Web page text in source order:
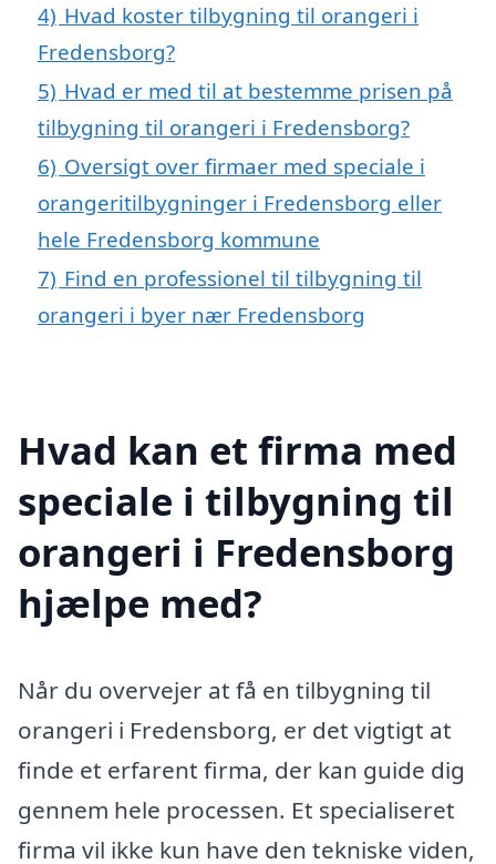
4) Hvad koster tilbygning til orangeri i
Fredensborg?
5) Hvad er med til at bestemme prisen på
tilbygning til orangeri i Fredensborg?
6) Oversigt over firmaer med speciale i
orangeritilbygninger i Fredensborg eller
hele Fredensborg kommune
7) Find en professionel til tilbygning til
orangeri i byer nær Fredensborg
Hvad kan et firma med
speciale i tilbygning til
orangeri i Fredensborg
hjælpe med?
Når du overvejer at få en tilbygning til
orangeri i Fredensborg, er det vigtigt at
finde et erfarent firma, der kan guide dig
gennem hele processen. Et specialiseret
firma vil ikke kun have den tekniske viden,